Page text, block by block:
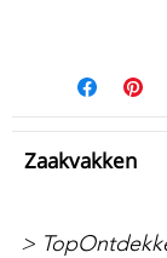
Zaakvakken
>